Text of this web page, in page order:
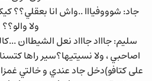
جاد: شوووفيااا ..واش انا بعقلي؟؟
ولا والو؟؟
سليم: جاااد جاااد نعل الشيطاان
اصاحبي ، ولا نسيتيها؟سير راها
على كتافو)دخل جاد عندي و خالتي